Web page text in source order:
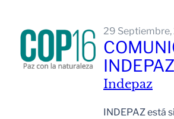
29
INDEPAZ
Indepaz
INDEPAZ está